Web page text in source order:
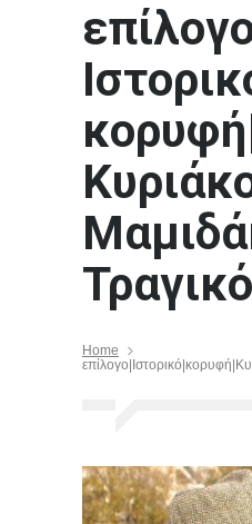
Τραγικό
Home